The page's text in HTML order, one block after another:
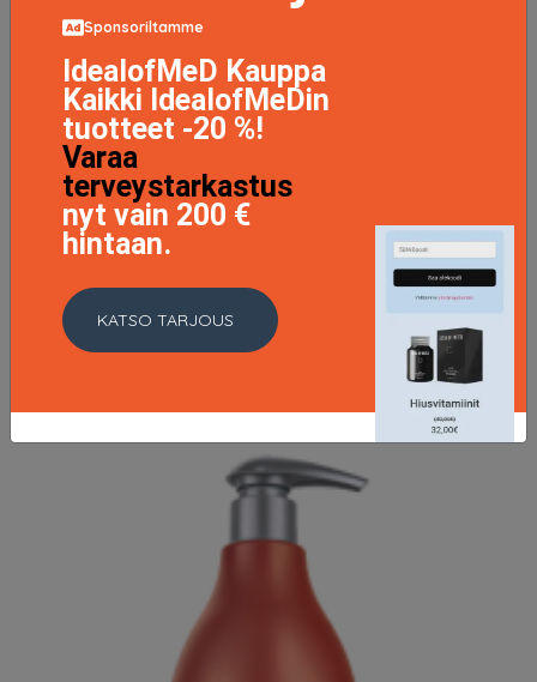
Pure Conditioner, 490 ml Meraki Hoitoaine
LISÄTIETOJA
Sponsoriltamme
IdealofMeD Kauppa
Kaikki IdealofMeDin
tuotteet -20 %!
Varaa
terveystarkastus
nyt vain 200 €
hintaan.
KATSO TARJOUS